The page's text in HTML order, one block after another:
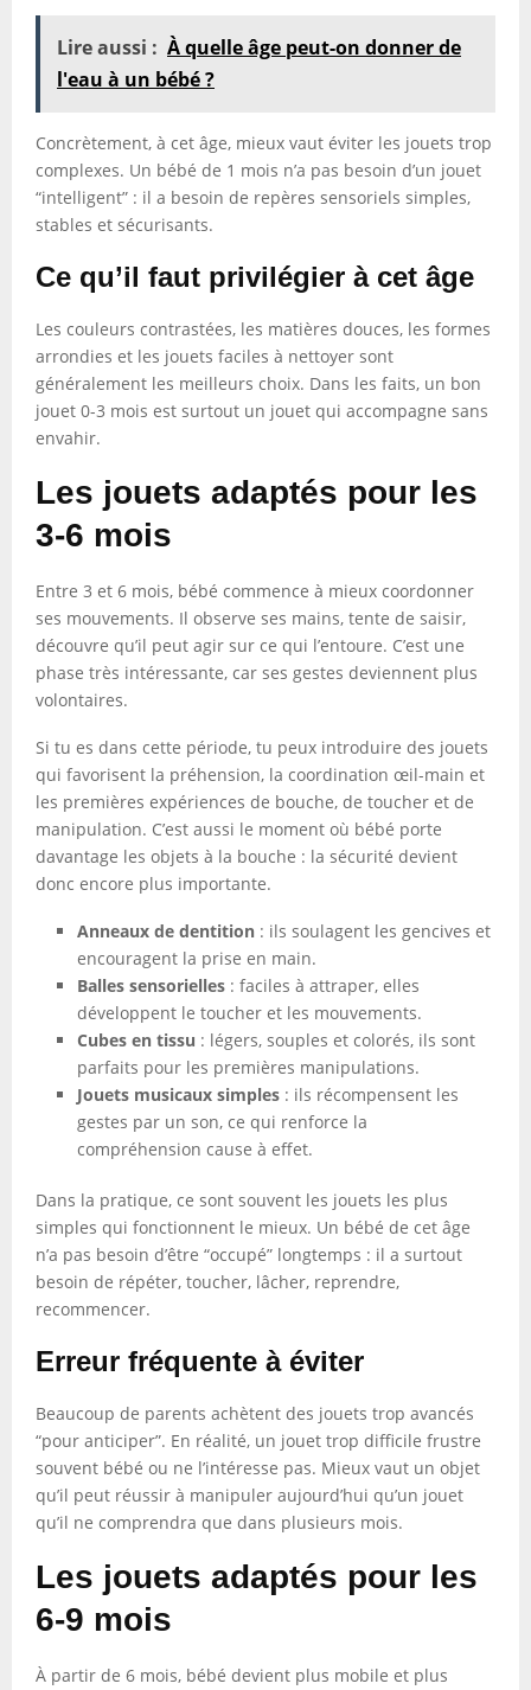
Lire aussi : À quelle âge peut-on donner de
l'eau à un bébé ?
Concrètement, à cet âge, mieux vaut éviter les jouets trop
complexes. Un bébé de 1 mois n’a pas besoin d’un jouet
“intelligent” : il a besoin de repères sensoriels simples,
stables et sécurisants.
Ce qu’il faut privilégier à cet âge
Les couleurs contrastées, les matières douces, les formes
arrondies et les jouets faciles à nettoyer sont
généralement les meilleurs choix. Dans les faits, un bon
jouet 0-3 mois est surtout un jouet qui accompagne sans
envahir.
Les jouets adaptés pour les
3-6 mois
Entre 3 et 6 mois, bébé commence à mieux coordonner
ses mouvements. Il observe ses mains, tente de saisir,
découvre qu’il peut agir sur ce qui l’entoure. C’est une
phase très intéressante, car ses gestes deviennent plus
volontaires.
Si tu es dans cette période, tu peux introduire des jouets
qui favorisent la préhension, la coordination œil-main et
les premières expériences de bouche, de toucher et de
manipulation. C’est aussi le moment où bébé porte
davantage les objets à la bouche : la sécurité devient
donc encore plus importante.
Anneaux de dentition : ils soulagent les gencives et
encouragent la prise en main.
Balles sensorielles : faciles à attraper, elles
développent le toucher et les mouvements.
Cubes en tissu : légers, souples et colorés, ils sont
parfaits pour les premières manipulations.
Jouets musicaux simples : ils récompensent les
gestes par un son, ce qui renforce la
compréhension cause à effet.
Dans la pratique, ce sont souvent les jouets les plus
simples qui fonctionnent le mieux. Un bébé de cet âge
n’a pas besoin d’être “occupé” longtemps : il a surtout
besoin de répéter, toucher, lâcher, reprendre,
recommencer.
Erreur fréquente à éviter
Beaucoup de parents achètent des jouets trop avancés
“pour anticiper”. En réalité, un jouet trop difficile frustre
souvent bébé ou ne l’intéresse pas. Mieux vaut un objet
qu’il peut réussir à manipuler aujourd’hui qu’un jouet
qu’il ne comprendra que dans plusieurs mois.
Les jouets adaptés pour les
6-9 mois
À partir de 6 mois, bébé devient plus mobile et plus